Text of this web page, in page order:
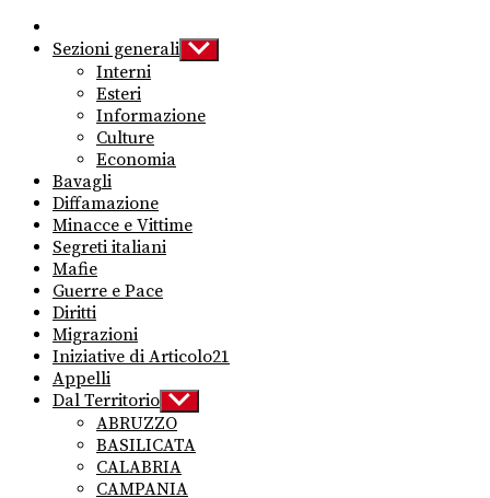
Sezioni generali Show
sub
Interni
Esteri
Informazione
Culture
Economia
Bavagli
Diffamazione
Minacce e Vittime
Segreti italiani
Mafie
Guerre e Pace
Diritti
Migrazioni
Iniziative di Articolo21
Appelli
Dal Territorio Show
sub
menu
ABRUZZO
BASILICATA
CALABRIA
CAMPANIA